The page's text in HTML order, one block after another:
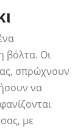
βόλτα. Οι
σπρώχνουν
να
με